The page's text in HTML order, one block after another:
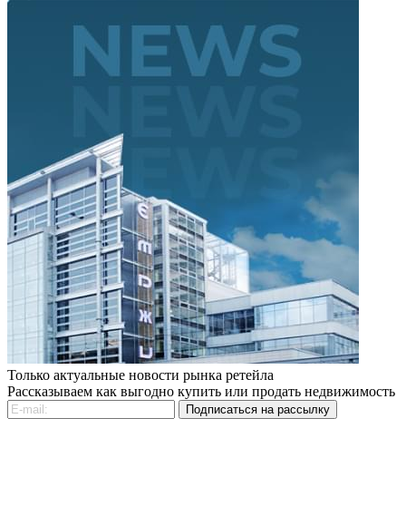
Только актуальные новости рынка ретейла
Рассказываем как выгодно купить или продать недвижимость